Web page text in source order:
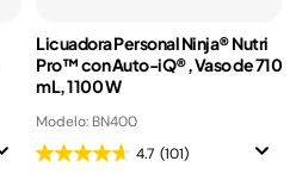
Licuadora Personal Ninja® Nutri
Pro™ con Auto-iQ®, Vaso de 710
mL, 1100 W
Modelo: BN400
4.7 (101)